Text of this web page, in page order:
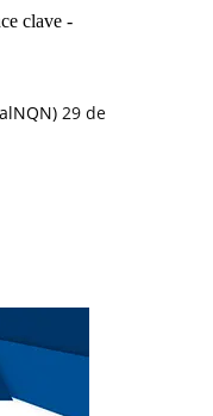
clave -
29 de